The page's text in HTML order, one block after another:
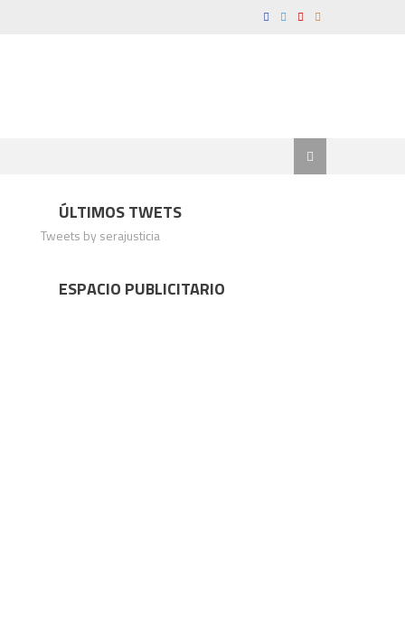
ÚLTIMOS TWETS
Tweets by serajusticia
ESPACIO PUBLICITARIO